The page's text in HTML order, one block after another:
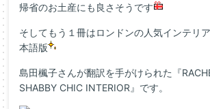
帰省のお土産にも良さそうです
そしてもう１冊はロンドンの人気インテリ
本語版
島田楓子さんが翻訳を手がけられた『
SHABBY CHIC INTERIOR』です。